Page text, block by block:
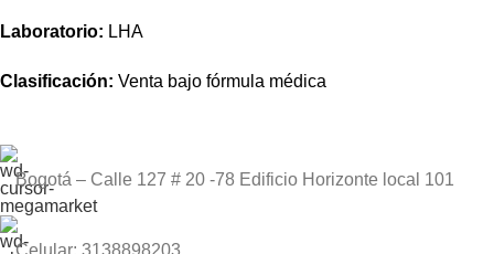
Laboratorio: LHA
Clasificación: Venta bajo fórmula médica
Bogotá – Calle 127 # 20 -78 Edificio Horizonte local 101
Celular: 3138898203